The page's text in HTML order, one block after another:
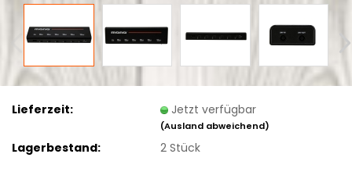
Lieferzeit: Jetzt verfügbar
(Ausland abweichend)
Lagerbestand: 2Stück